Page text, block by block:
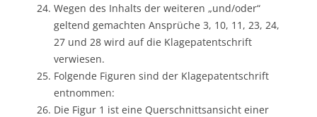
Wegen des Inhalts der weiteren „und/oder“
geltend gemachten Ansprüche 3, 10, 11, 23, 24,
27 und 28 wird auf die Klagepatentschrift
verwiesen.
Folgende Figuren sind der Klagepatentschrift
entnommen:
Die Figur 1 ist eine Querschnittsansicht einer